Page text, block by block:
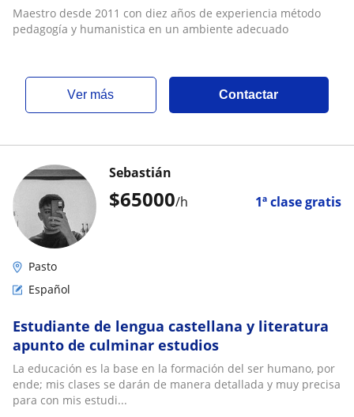
Maestro desde 2011 con diez años de experiencia método
pedagogía y humanistica en un ambiente adecuado
ver más Contactar
$65000/h 1ª clase gratis
Sebastián
Pasto
Español
Estudiante de lengua castellana y literatura
apunto de culminar estudios
La educación es la base en la formación del ser humano, por
ende; mis clases se darán de manera detallada y muy precisa
para con mis estudi...